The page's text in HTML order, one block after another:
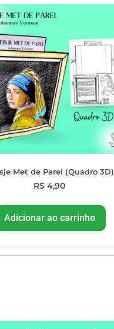
Met de Parel (Quadro 3D)
R$ 4,90
Adicionar ao carrinho